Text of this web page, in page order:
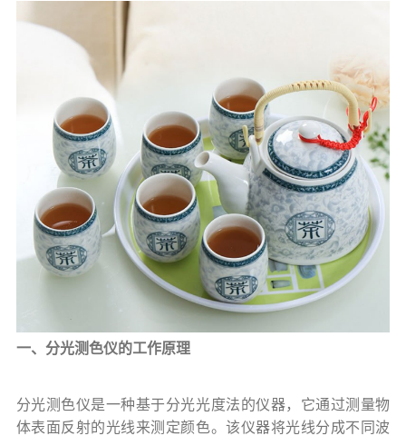
一、分光测色仪的工作原理
分光测色仪是一种基于分光光度法的仪器，它通过测量物
体表面反射的光线来测定颜色。该仪器将光线分成不同波